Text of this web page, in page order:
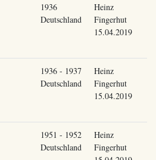
1936
Deutschland
Heinz
Fingerhut
15.04.2019
1936 - 1937
Deutschland
Heinz
Fingerhut
15.04.2019
1951 - 1952
Deutschland
Heinz
Fingerhut